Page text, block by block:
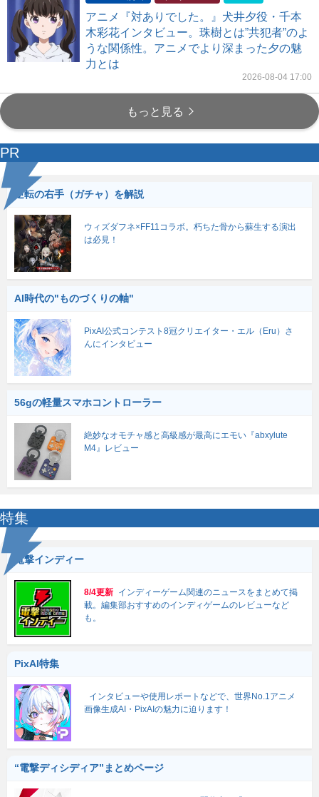
アニメ『対ありでした。』犬井夕役・千本
木彩花インタビュー。珠樹とは”共犯者”のよ
うな関係性。アニメでより深まった夕の魅
力とは
2026-08-04 17:00
もっと見る
PR
逆転の右手（ガチャ）を解説
ウィズダフネ×FF11コラボ。朽ちた骨から蘇生する演出
は必見！
AI時代の"ものづくりの軸"
PixAI公式コンテスト8冠クリエイター・エル（Eru）さ
んにインタビュー
56gの軽量スマホコントローラー
絶妙なオモチャ感と高級感が最高にエモい『abxylute
M4』レビュー
特集
電撃インディー
8/4更新 インディーゲーム関連のニュースをまとめて掲
載。編集部おすすめのインディゲームのレビューなど
も。
PixAI特集
インタビューや使用レポートなどで、世界No.1アニメ
画像生成AI・PixAIの魅力に迫ります！
“電撃ディシディア”まとめページ